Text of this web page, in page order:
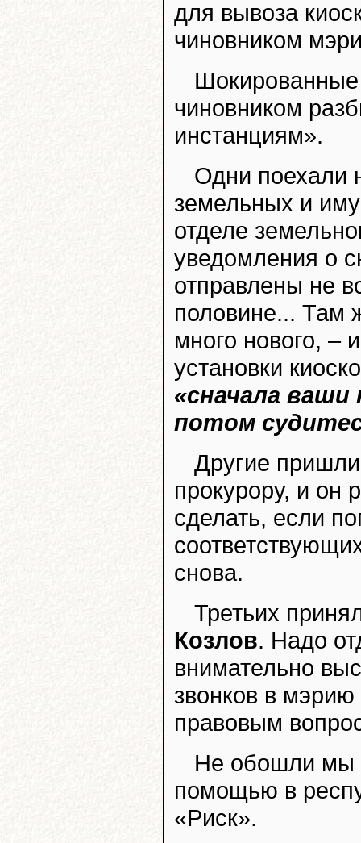
для вывоза
чиновником
чиновником
инстанциям».
Одни поехали
земельных и
отделе
уведомления о
отправлены не
половине... Там
много нового, –
установки
«сначала
потом
Другие
прокурору, и он
сделать, если
снова.
Третьих
Козлов. Надо
внимательно
звонков в
правовым
Не обошли мы
помощью в
«Риск».